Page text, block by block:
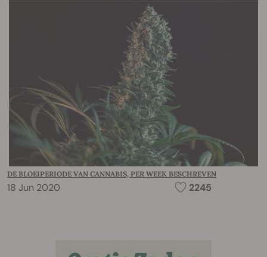
DE BLOEIPERIODE VAN CANNABIS, PER WEEK BESCHREVEN
18 Jun 2020 2245